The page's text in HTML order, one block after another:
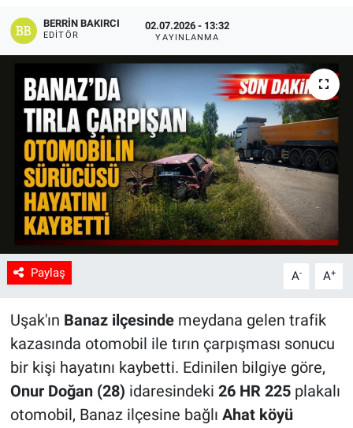
BERRIN BAKIRCI
EDITÖR
02.07.2026 - 13:32
YAYINLANMA
Paylaş A- A+
Uşak'ın Banaz ilçesindemeydana gelen trafik
kazasında otomobil ile tırın çarpışması sonucu
bir kişi hayatını kaybetti. Edinilen bilgiye göre,
Onur Doğan (28) idaresindeki 26 HR 225plakalı
otomobil, Banaz ilçesine bağlı Ahat köyü
Son Dakika
Spor
Uşak Haberleri